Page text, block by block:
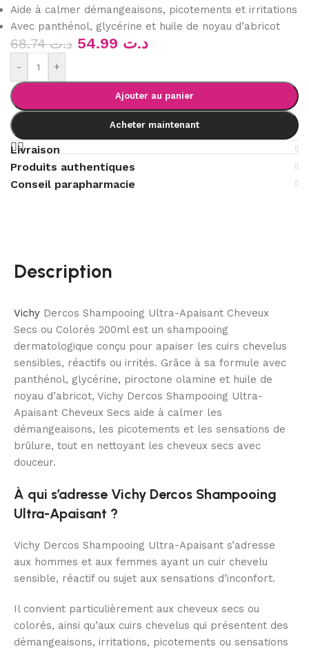
Aide à calmer démangeaisons, picotements et irritations
Avec panthénol, glycérine et huile de noyau d’abricot
د.ت68.74 د.ت
- +
Ajouter au panier
Acheter maintenant
Livraison
Produits authentiques
Conseil parapharmacie
Description
Vichy Dercos Shampooing Ultra-Apaisant Cheveux
Secs ou Colorés 200ml est un shampooing
dermatologique conçu pour apaiser les cuirs chevelus
sensibles, réactifs ou irrités. Grâce à sa formule avec
panthénol, glycérine, piroctone olamine et huile de
noyau d’abricot, Vichy Dercos Shampooing Ultra-
Apaisant Cheveux Secs aide à calmer les
démangeaisons, les picotements et les sensations de
brûlure, tout en nettoyant les cheveux secs avec
douceur.
À qui s’adresse Vichy Dercos Shampooing
Ultra-Apaisant ?
Vichy Dercos Shampooing Ultra-Apaisant s’adresse
aux hommes et aux femmes ayant un cuir chevelu
sensible, réactif ou sujet aux sensations d’inconfort.
Il convient particulièrement aux cheveux secs ou
colorés, ainsi qu’aux cuirs chevelus qui présentent des
démangeaisons, irritations, picotements ou sensations